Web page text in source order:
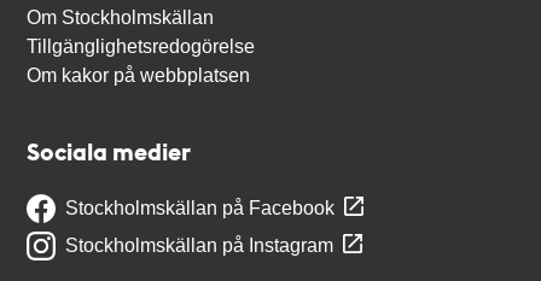
Om Stockholmskällan
Tillgänglighetsredogörelse
Om kakor på webbplatsen
Sociala medier
Stockholmskällan på Facebook
Stockholmskällan på Instagram